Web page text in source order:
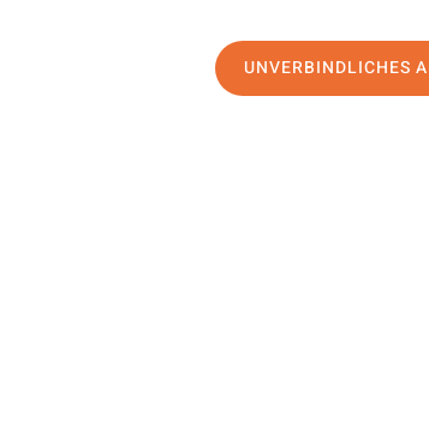
UNVERBINDLICHES